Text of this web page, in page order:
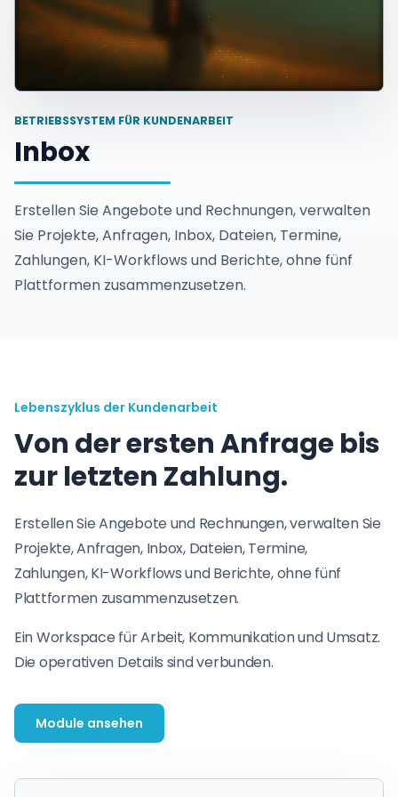
BETRIEBSSYSTEM FÜR KUNDENARBEIT
Inbox
Erstellen Sie Angebote und Rechnungen, verwalten
Sie Projekte, Anfragen, Inbox, Dateien, Termine,
Zahlungen, KI-Workflows und Berichte, ohne fünf
Plattformen zusammenzusetzen.
Lebenszyklus der Kundenarbeit
Von der ersten Anfrage bis
zur letzten Zahlung.
Erstellen Sie Angebote und Rechnungen, verwalten Sie
Projekte, Anfragen, Inbox, Dateien, Termine,
Zahlungen, KI-Workflows und Berichte, ohne fünf
Plattformen zusammenzusetzen.
Ein Workspace für Arbeit, Kommunikation und Umsatz.
Die operativen Details sind verbunden.
Module ansehen